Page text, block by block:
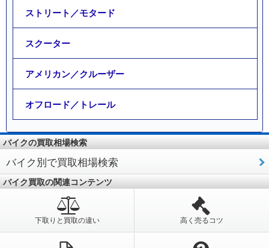
ストリート／モタード
スクーター
アメリカン／クルーザー
オフロード／トレール
バイクの買取相場検索
バイク別で買取相場検索
バイク買取の関連コンテンツ
下取りと買取の違い 高く売るコツ